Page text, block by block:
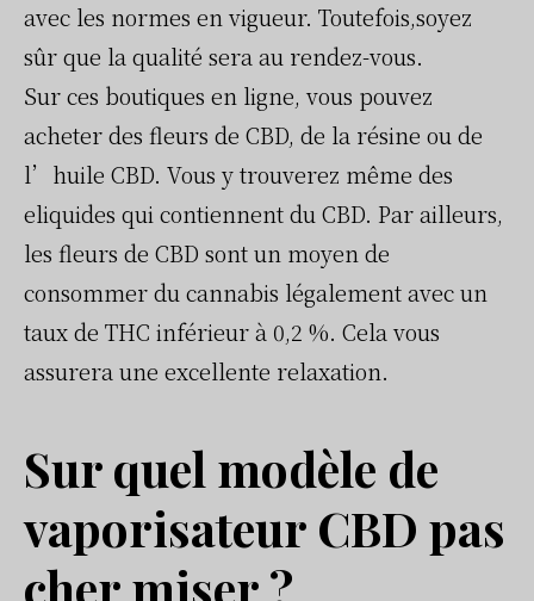
avec les normes en vigueur. Toutefois,soyez
sûr que la qualité sera au rendez-vous.
Sur ces boutiques en ligne, vous pouvez
acheter des fleurs de CBD, de la résine ou de
l’huile CBD. Vous y trouverez même des
eliquides qui contiennent du CBD. Par ailleurs,
les fleurs de CBD sont un moyen de
consommer du cannabis légalement avec un
taux de THC inférieur à 0,2 %. Cela vous
assurera une excellente relaxation.
Sur quel modèle de
vaporisateur CBD pas
cher miser ?